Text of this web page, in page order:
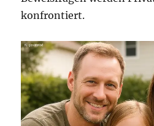
konfrontiert.